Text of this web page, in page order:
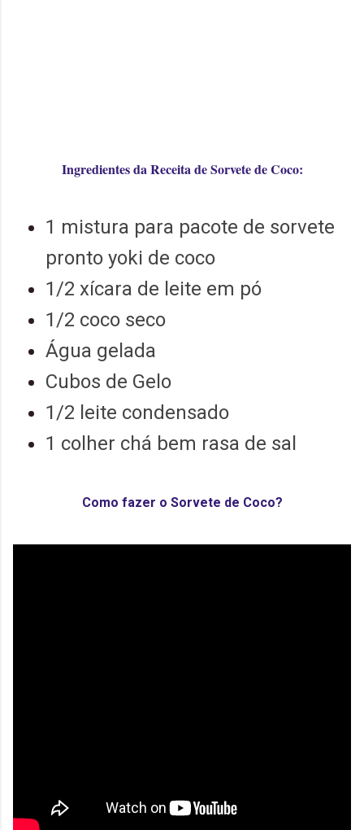
Ingredientes da Receita de Sorvete de Coco:
1 mistura para pacote de sorvete
pronto yoki de coco
1/2 xícara de leite em pó
1/2 coco seco
Água gelada
Cubos de Gelo
1/2 leite condensado
1 colher chá bem rasa de sal
Como fazer o Sorvete de Coco?